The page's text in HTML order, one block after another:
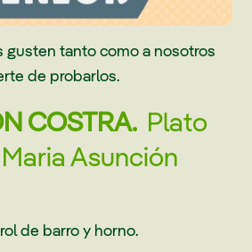
gusten tanto como a nosotros
de probarlos.
COSTRA. Plato
Asunción
de barro y horno.